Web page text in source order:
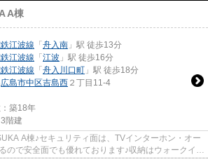
A棟
江波線 「 舟入南 」駅 徒歩13分
江波線 「 江波 」駅 徒歩16分
江波線 「 舟入川口町 」駅 徒歩18分
広島市中区吉島西 ２丁目11-4
築18年
階建
A棟♪セキュリティ面は、TVインターホン・オー
ので安全面でも優れております♪収納はウォークイン